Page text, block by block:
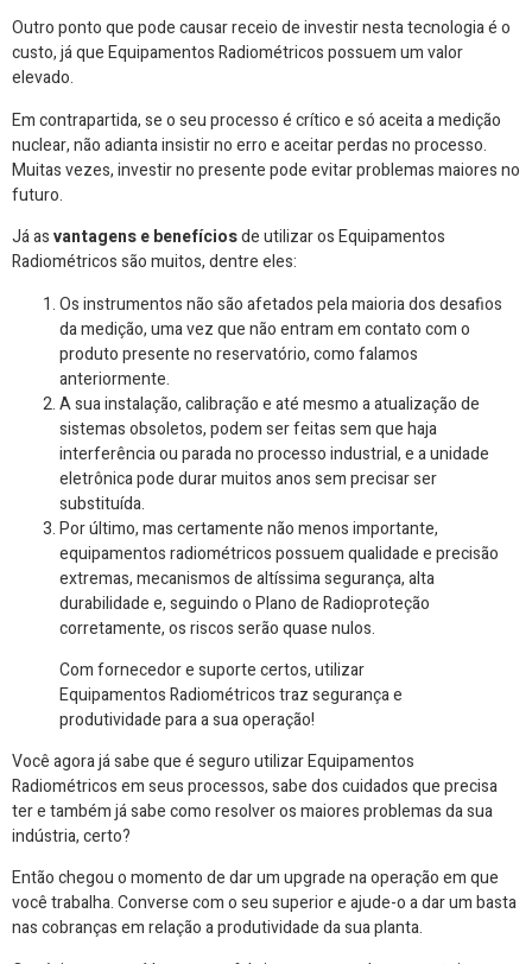
Outro ponto que pode causar receio de investir nesta tecnologia é o
custo, já que Equipamentos Radiométricos possuem um valor
elevado.
Em contrapartida, se o seu processo é crítico e só aceita a medição
nuclear, não adianta insistir no erro e aceitar perdas no processo.
Muitas vezes, investir no presente pode evitar problemas maiores no
futuro.
Já asvantagens e benefíciosde utilizar os Equipamentos
Radiométricos são muitos, dentre eles:
Os instrumentos não são afetados pela maioria dos desafios
da medição, uma vez que não entram em contato com o
produto presente no reservatório, como falamos
anteriormente.
A sua instalação, calibração e até mesmo a atualização de
sistemas obsoletos, podem ser feitas sem que haja
interferência ou parada no processo industrial, e a unidade
eletrônica pode durar muitos anos sem precisar ser
substituída.
Por último, mas certamente não menos importante,
equipamentos radiométricos possuem qualidade e precisão
extremas, mecanismos de altíssima segurança, alta
durabilidade e, seguindo o Plano de Radioproteção
corretamente, os riscos serão quase nulos.
Com fornecedor e suporte certos, utilizar
Equipamentos Radiométricos traz segurança e
produtividade para a sua operação!
Você agora já sabe que é seguro utilizar Equipamentos
Radiométricos em seus processos, sabe dos cuidados que precisa
ter e também já sabe como resolver os maiores problemas da sua
indústria, certo?
Então chegou o momento de dar um upgrade na operação em que
você trabalha. Converse com o seu superior e ajude-o a dar um basta
nas cobranças em relação a produtividade da sua planta.